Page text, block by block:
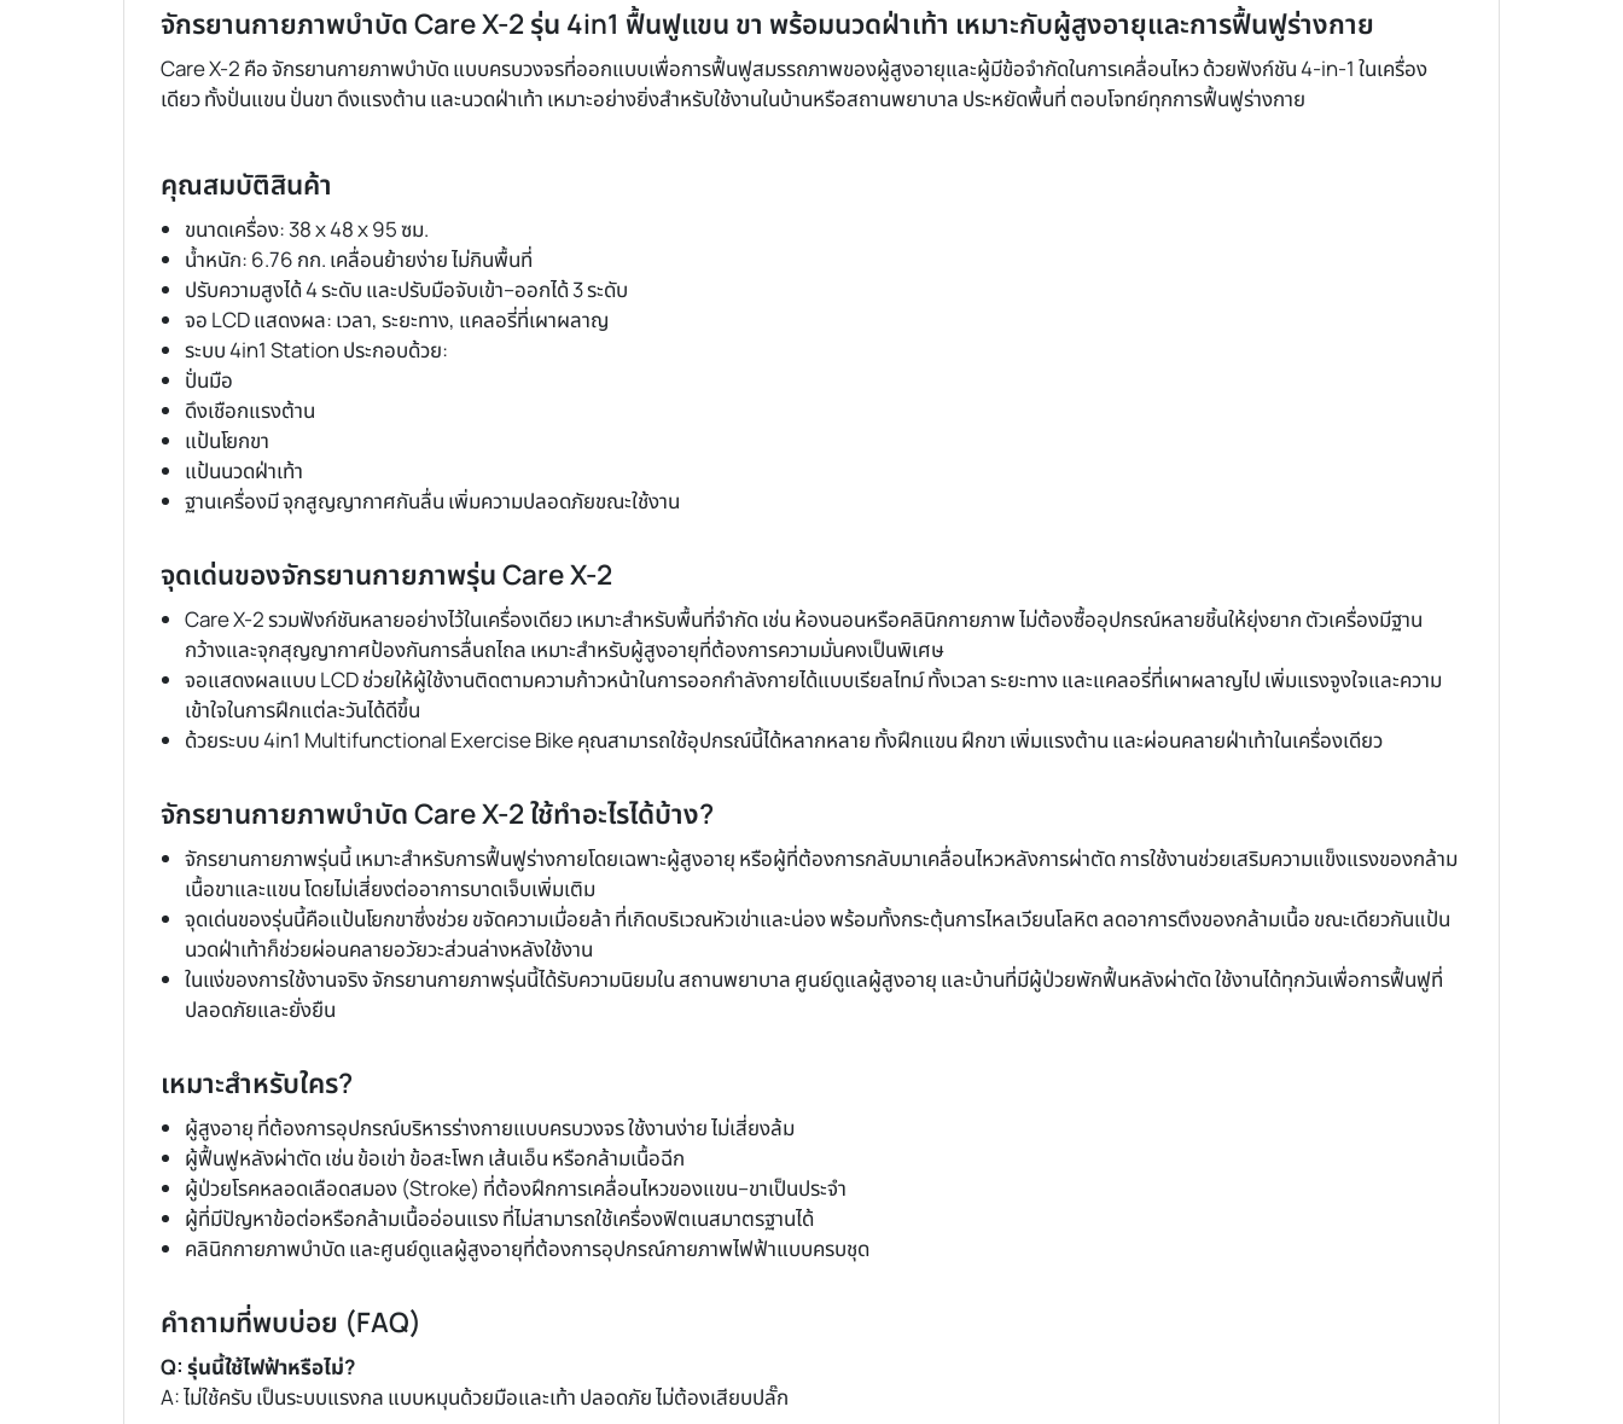
จักรยานกายภาพบำบัด Care X-2 รุ่น 4in1 ฟื้นฟูแขน ขา พร้อมนวดฝ่าเท้า เหมาะกับผู้สูงอายุและการฟื้นฟูร่างกาย
Care X-2 คือ จักรยานกายภาพบำบัด แบบครบวงจรที่ออกแบบเพื่อการฟื้นฟูสมรรถภาพของผู้สูงอายุและผู้มีข้อจำกัดในการเคลื่อนไหว ด้วยฟังก์ชัน 4-in-1 ในเครื่อง
เดียว ทั้งปั่นแขน ปั่นขา ดึงแรงต้าน และนวดฝ่าเท้า เหมาะอย่างยิ่งสำหรับใช้งานในบ้านหรือสถานพยาบาล ประหยัดพื้นที่ ตอบโจทย์ทุกการฟื้นฟูร่างกาย
คุณสมบัติสินค้า
ขนาดเครื่อง: 38 x 48 x 95 ซม.
น้ำหนัก: 6.76 กก. เคลื่อนย้ายง่าย ไม่กินพื้นที่
ปรับความสูงได้ 4 ระดับ และปรับมือจับเข้า–ออกได้ 3 ระดับ
จอ LCD แสดงผล: เวลา, ระยะทาง, แคลอรี่ที่เผาผลาญ
ระบบ 4in1 Station ประกอบด้วย:
ปั่นมือ
ดึงเชือกแรงต้าน
แป้นโยกขา
แป้นนวดฝ่าเท้า
ฐานเครื่องมี จุกสูญญากาศกันลื่น เพิ่มความปลอดภัยขณะใช้งาน
จุดเด่นของจักรยานกายภาพรุ่น Care X-2
Care X-2 รวมฟังก์ชันหลายอย่างไว้ในเครื่องเดียว เหมาะสำหรับพื้นที่จำกัด เช่น ห้องนอนหรือคลินิกกายภาพ ไม่ต้องซื้ออุปกรณ์หลายชิ้นให้ยุ่งยาก ตัวเครื่องมีฐาน
กว้างและจุกสุญญากาศป้องกันการลื่นถไถล เหมาะสำหรับผู้สูงอายุที่ต้องการความมั่นคงเป็นพิเศษ
จอแสดงผลแบบ LCD ช่วยให้ผู้ใช้งานติดตามความก้าวหน้าในการออกกำลังกายได้แบบเรียลไทม์ ทั้งเวลา ระยะทาง และแคลอรี่ที่เผาผลาญไป เพิ่มแรงจูงใจและความ
เข้าใจในการฝึกแต่ละวันได้ดีขึ้น
ด้วยระบบ 4in1 Multifunctional Exercise Bike คุณสามารถใช้อุปกรณ์นี้ได้หลากหลาย ทั้งฝึกแขน ฝึกขา เพิ่มแรงต้าน และผ่อนคลายฝ่าเท้าในเครื่องเดียว
จักรยานกายภาพบำบัด Care X-2 ใช้ทำอะไรได้บ้าง?
จักรยานกายภาพรุ่นนี้ เหมาะสำหรับการฟื้นฟูร่างกายโดยเฉพาะผู้สูงอายุ หรือผู้ที่ต้องการกลับมาเคลื่อนไหวหลังการผ่าตัด การใช้งานช่วยเสริมความแข็งแรงของกล้าม
เนื้อขาและแขน โดยไม่เสี่ยงต่ออาการบาดเจ็บเพิ่มเติม
จุดเด่นของรุ่นนี้คือแป้นโยกขาซึ่งช่วย ขจัดความเมื่อยล้า ที่เกิดบริเวณหัวเข่าและน่อง พร้อมทั้งกระตุ้นการไหลเวียนโลหิต ลดอาการตึงของกล้ามเนื้อ ขณะเดียวกันแป้น
นวดฝ่าเท้าก็ช่วยผ่อนคลายอวัยวะส่วนล่างหลังใช้งาน
ในแง่ของการใช้งานจริง จักรยานกายภาพรุ่นนี้ได้รับความนิยมใน สถานพยาบาล ศูนย์ดูแลผู้สูงอายุ และบ้านที่มีผู้ป่วยพักฟื้นหลังผ่าตัด ใช้งานได้ทุกวันเพื่อการฟื้นฟูที่
ปลอดภัยและยั่งยืน
เหมาะสำหรับใคร?
ผู้สูงอายุ ที่ต้องการอุปกรณ์บริหารร่างกายแบบครบวงจร ใช้งานง่าย ไม่เสี่ยงล้ม
ผู้ฟื้นฟูหลังผ่าตัด เช่น ข้อเข่า ข้อสะโพก เส้นเอ็น หรือกล้ามเนื้อฉีก
ผู้ป่วยโรคหลอดเลือดสมอง (Stroke) ที่ต้องฝึกการเคลื่อนไหวของแขน–ขาเป็นประจำ
ผู้ที่มีปัญหาข้อต่อหรือกล้ามเนื้ออ่อนแรง ที่ไม่สามารถใช้เครื่องฟิตเนสมาตรฐานได้
คลินิกกายภาพบำบัด และศูนย์ดูแลผู้สูงอายุที่ต้องการอุปกรณ์กายภาพไฟฟ้าแบบครบชุด
คำถามที่พบบ่อย (FAQ)
Q: รุ่นนี้ใช้ไฟฟ้าหรือไม่?
A: ไม่ใช้ครับ เป็นระบบแรงกล แบบหมุนด้วยมือและเท้า ปลอดภัย ไม่ต้องเสียบปลั๊ก